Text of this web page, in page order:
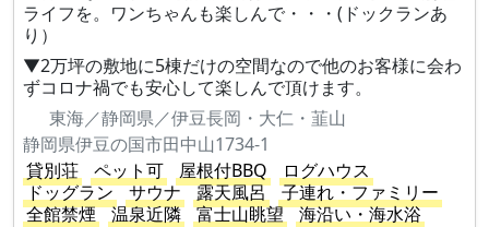
ライフを。ワンちゃんも楽しんで・・・(ドックランあ
り）
▼2万坪の敷地に5棟だけの空間なので他のお客様に会わ
ずコロナ禍でも安心して楽しんで頂けます。
東海／静岡県／伊豆長岡・大仁・韮山
静岡県伊豆の国市田中山1734-1
貸別荘
ペット可 屋根付BBQ
ログハウス
ドッグラン
サウナ 露天風呂
子連れ・ファミリー
全館禁煙
温泉近隣 富士山眺望
海沿い・海水浴